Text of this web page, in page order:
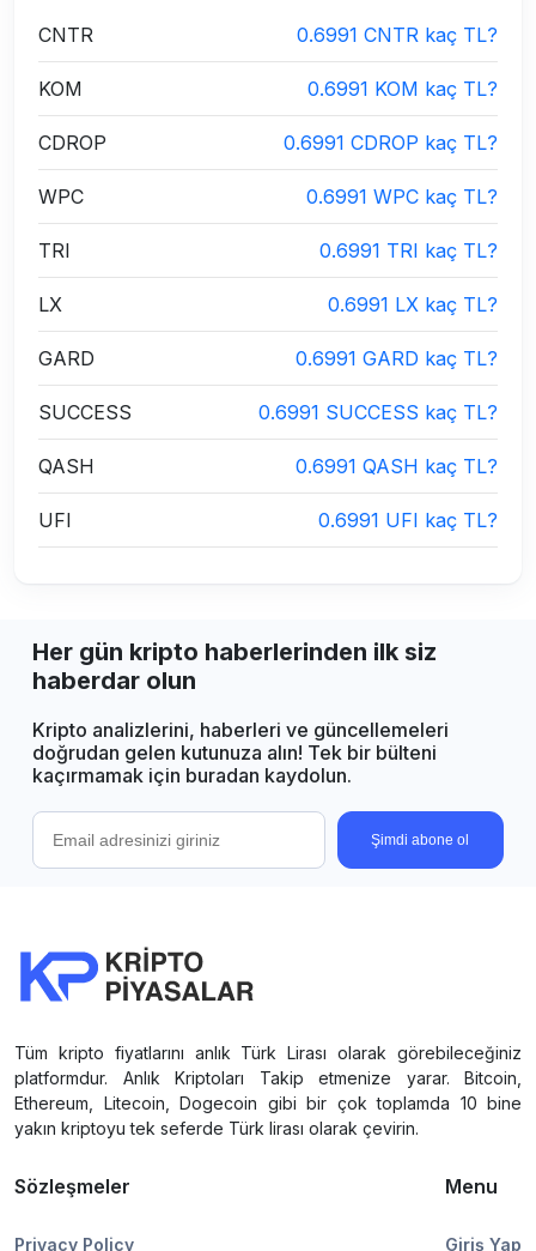
CNTR 0.6991 CNTR kaç TL?
KOM 0.6991 KOM kaç TL?
CDROP 0.6991 CDROP kaç TL?
WPC 0.6991 WPC kaç TL?
TRI 0.6991 TRI kaç TL?
LX 0.6991 LX kaç TL?
GARD 0.6991 GARD kaç TL?
SUCCESS 0.6991 SUCCESS kaç TL?
QASH 0.6991 QASH kaç TL?
UFI 0.6991 UFI kaç TL?
Her gün kripto haberlerinden ilk siz
haberdar olun
Kripto analizlerini, haberleri ve güncellemeleri
doğrudan gelen kutunuza alın! Tek bir bülteni
kaçırmamak için buradan kaydolun.
Şimdi abone ol
Tüm kripto fiyatlarını anlık Türk Lirası olarak görebileceğiniz
platformdur. Anlık Kriptoları Takip etmenize yarar. Bitcoin,
Ethereum, Litecoin, Dogecoin gibi bir çok toplamda 10 bine
yakın kriptoyu tek seferde Türk lirası olarak çevirin.
Sözleşmeler
Privacy Policy
Menu
Giriş Yap